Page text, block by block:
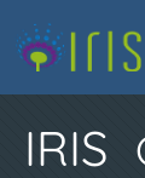
IRIS